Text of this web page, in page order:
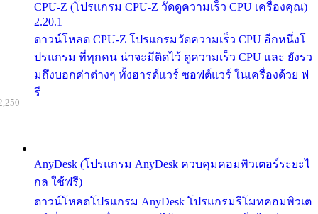
CPU-Z (โปรแกรม CPU-Z วัดดูความเร็ว CPU เครื่องคุณ)
2.20.1
ดาวน์โหลด CPU-Z โปรแกรมวัดความเร็ว CPU อีกหนึ่งโ
ปรแกรม ที่ทุกคน น่าจะมีติดไว้ ดูความเร็ว CPU และ ยังรว
มถึงบอกค่าต่างๆ ทั้งฮารด์แวร์ ซอฟต์แวร์ ในเครื่องด้วย ฟ
รี
AnyDesk (โปรแกรม AnyDesk ควบคุมคอมพิวเตอร์ระยะไ
กล ใช้ฟรี)
ดาวน์โหลดโปรแกรม AnyDesk โปรแกรมรีโมทคอมพิวเต